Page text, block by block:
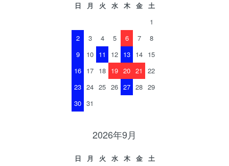
日 月 火 水 木 金
土
1
2
3 4 5 6 7
8
9
10 11 12 13 14 15
16 17 18 19 20 21
22
23 24 25 26 27 28 29
30 31
2026年9月
日 月 火 水 木 金
土